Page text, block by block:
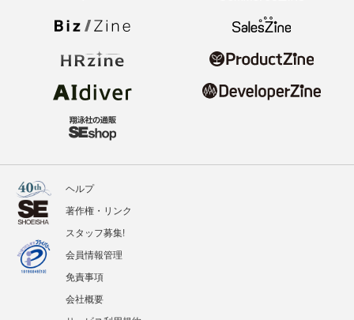
ヘルプ
著作権・リンク
スタッフ募集!
会員情報管理
免責事項
会社概要